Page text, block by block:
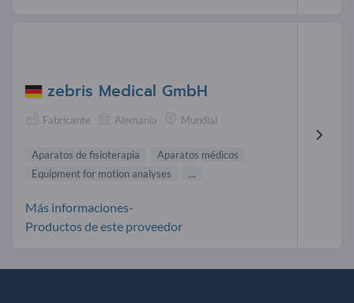
zebris Medical GmbH
Fabricante Alemania Mundial
Aparatos de fisioterapia
Aparatos médicos
Equipment for motion analyses
...
Más informaciones-
Productos de este proveedor